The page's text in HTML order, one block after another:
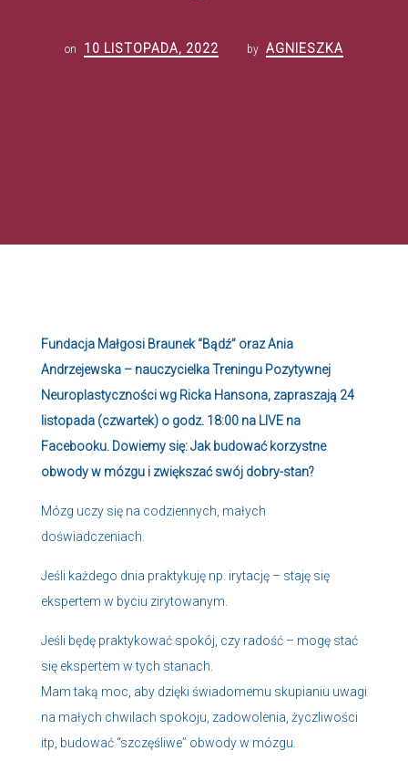
on 10 LISTOPADA, 2022 by AGNIESZKA
Fundacja Małgosi Braunek “Bądź” oraz Ania
Andrzejewska – nauczycielka Treningu Pozytywnej
Neuroplastyczności wg Ricka Hansona, zapraszają 24
listopada (czwartek) o godz. 18:00 na LIVE na
Facebooku. Dowiemy się: Jak budować korzystne
obwody w mózgu i zwiększać swój dobry-stan?
Mózg uczy się na codziennych, małych
doświadczeniach.
Jeśli każdego dnia praktykuję np. irytację – staję się
ekspertem w byciu zirytowanym.
Jeśli będę praktykować spokój, czy radość – mogę stać
się ekspertem w tych stanach.
Mam taką moc, aby dzięki świadomemu skupianiu uwagi
na małych chwilach spokoju, zadowolenia, życzliwości
itp, budować “szczęśliwe” obwody w mózgu.